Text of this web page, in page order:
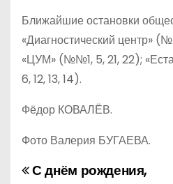
Ближайшие остановки
«Диагностический центр»
«ЦУМ» (№№1, 5, 21, 22);
6, 12, 13, 14).
Фёдор КОВАЛЁВ.
Фото Валерия БУГАЕВА.
НС днём рождения,